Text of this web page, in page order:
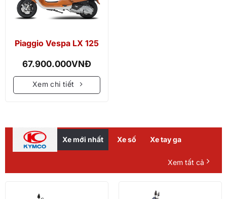
Piaggio Vespa LX 125
67.900.000VNĐ
Xem chi tiết
Xe mới nhất Xe số Xe tay ga
Xem tất cả